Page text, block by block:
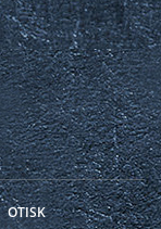
OTISK